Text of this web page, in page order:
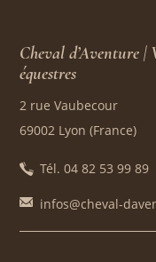
Cheval d’Aventure
équestres
2 rue Vaubecour
69002 Lyon (France)
Tél. 04 82 53 99 89
infos@cheval-